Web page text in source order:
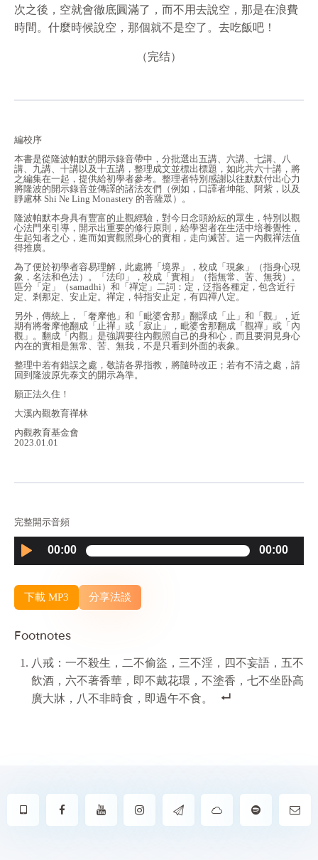
次之後，空就會徹底圓滿了，而不用去說空，那是在浪費
時間。什麼時候說空，那個就不是空了。去吃飯吧！
（完结）
編校序
本書是從隆波帕默的開示錄音帶中，分批選出五講、六講、七講、八
講、九講、十講以及十五講，整理成文並標出標題，如此共六十講，將
之編集在一起，提供給初學者參考。整理者特別感謝以往默默付出心力
將隆波的開示錄音並傳譯的諸法友們（例如，口譯者坤能、阿紫，以及
靜慮林 Shi Ne Ling Monastery 的菩薩眾）。
隆波帕默本身具有豐富的止觀經驗，對今日念頭紛紜的眾生，特別以觀
心法門來引導，開示出重要的修行原則，給學習者在生活中培養覺性，
生起知者之心，進而如實觀照身心的實相，走向滅苦。這一內觀禪法值
得推廣。
為了便於初學者容易理解，此處將「境界」，校成「現象」（指身心現
象，名法和色法）。「法印」，校成「實相」（指無常、苦、無我）。
區分「定」（samadhi）和「禪定」二詞：定，泛指各種定，包含近行
定、剎那定、安止定。禪定，特指安止定，有四禪八定。
另外，傳統上，「奢摩他」和「毗婆舍那」翻譯成「止」和「觀」，近
期有將奢摩他翻成「止禪」或「寂止」，毗婆舍那翻成「觀禪」或「內
觀」。翻成「內觀」是強調要往內觀照自己的身和心，而且要洞見身心
內在的實相是無常、苦、無我，不是只看到外面的表象。
整理中若有錯誤之處，敬請各界指教，將隨時改正；若有不清之處，請
回到隆波原先泰文的開示為準。
願正法久住！
大溪內觀教育禪林
內觀教育基金會
2023.01.01
完整開示音頻
Audio
Player
00:00 00:00
下載 MP3 分享法談
Footnotes
八戒：一不殺生，二不偷盜，三不淫，四不妄語，五不
飲酒，六不著香華，即不戴花環，不塗香，七不坐卧高
廣大牀，八不非時食，即過午不食。